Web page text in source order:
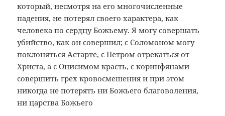
который, несмотря на его многочисленные
падения, не потерял своего характера, как
человека по сердцу Божьему. Я могу совершать
убийство, как он совершил; с Соломоном могу
поклоняться Астарте, с Петром отрекаться от
Христа, а с Онисимом красть, с коринфянами
совершить грех кровосмешения и при этом
никогда не потерять ни Божьего благоволения,
ни царства Божьего